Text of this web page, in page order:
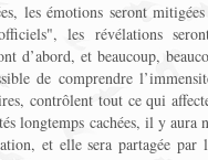
les émotions seront
les révélations seront
d’abord, et beaucoup,
de comprendre
contrôlent tout ce qui
longtemps cachées, il y aura
et elle sera partagée par